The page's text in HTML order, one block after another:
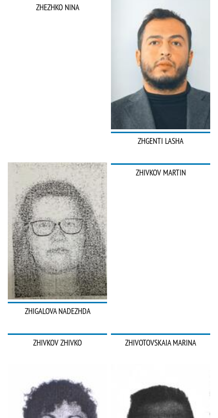
ZHEZHKO NINA
ZHGENTI LASHA
ZHIGALOVA NADEZHDA
ZHIVKOV MARTIN
ZHIVKOV ZHIVKO ZHIVOTOVSKAIA MARINA